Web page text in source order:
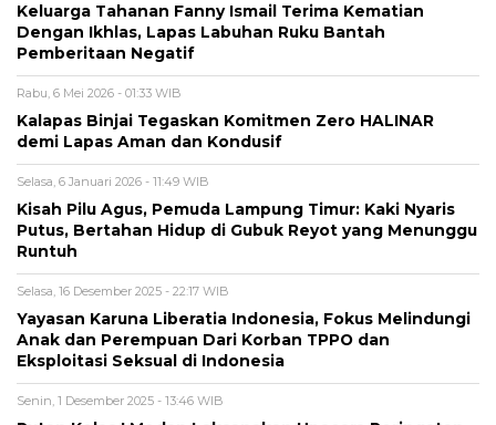
Keluarga Tahanan Fanny Ismail Terima Kematian
Dengan Ikhlas, Lapas Labuhan Ruku Bantah
Pemberitaan Negatif
Rabu, 6 Mei 2026 - 01:33 WIB
Kalapas Binjai Tegaskan Komitmen Zero HALINAR
demi Lapas Aman dan Kondusif
Selasa, 6 Januari 2026 - 11:49 WIB
Kisah Pilu Agus, Pemuda Lampung Timur: Kaki Nyaris
Putus, Bertahan Hidup di Gubuk Reyot yang Menunggu
Runtuh
Selasa, 16 Desember 2025 - 22:17 WIB
Yayasan Karuna Liberatia Indonesia, Fokus Melindungi
Anak dan Perempuan Dari Korban TPPO dan
Eksploitasi Seksual di Indonesia
Senin, 1 Desember 2025 - 13:46 WIB